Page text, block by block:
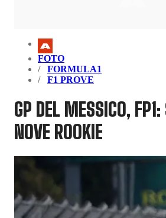
FOTO
FORMULA1
F1 PROVE
GP DEL MESSICO,
NOVE ROOKIE